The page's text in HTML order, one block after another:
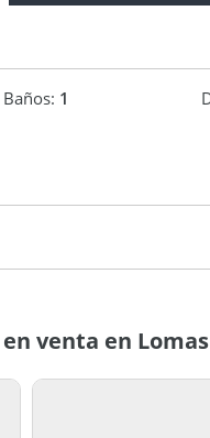
1
venta en